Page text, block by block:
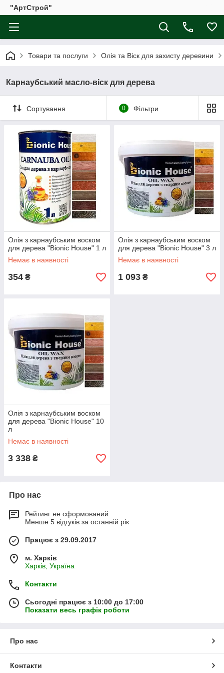
"АртСтрой"
Товари та послуги Олія та Віск для захисту деревини
Карнаубський масло-віск для дерева
Сортування 0 Фільтри
Олія з карнаубським воском
для дерева "Bionic House" 1 л
Немає в наявності
354 ₴
Олія з карнаубським воском
для дерева "Bionic House" 3 л
Немає в наявності
1 093 ₴
Олія з карнаубським воском
для дерева "Bionic House" 10
л
Немає в наявності
3 338 ₴
Про нас
Рейтинг не сформований
Менше 5 відгуків за останній рік
Працює з 29.09.2017
м. Харків
Харків, Україна
Контакти
Сьогодні працює з 10:00 до 17:00
Показати весь графік роботи
Про нас
Контакти